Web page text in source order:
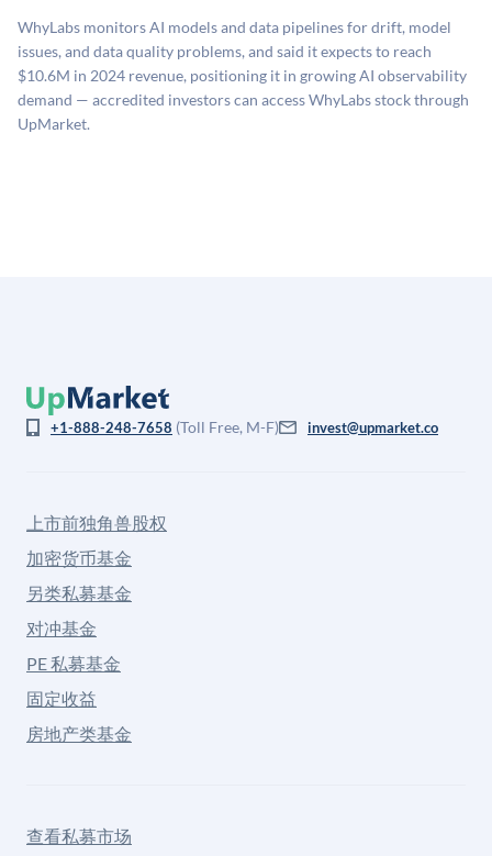
司可比倍数应用私有公司折扣，以反映流动性不足和信
息不对称。此估值不构成投资建议，可能与实际交易价
格存在重大差异。
WhyLabs monitors AI models and data pipelines for drift, model
issues, and data quality problems, and said it expects to reach
$10.6M in 2024 revenue, positioning it in growing AI observability
demand — accredited investors can access WhyLabs stock through
UpMarket.
+1-888-248-7658 (Toll Free, M-F) invest@upmarket.co
上市前独角兽股权
加密货币基金
另类私募基金
对冲基金
PE 私募基金
固定收益
房地产类基金
查看私募市场